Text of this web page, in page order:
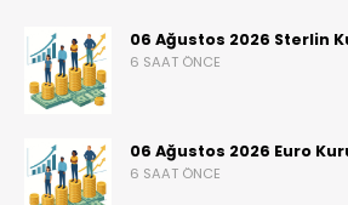
06 Ağustos 2026 Sterlin
6 SAAT ÖNCE
06 Ağustos 2026 Euro
6 SAAT ÖNCE